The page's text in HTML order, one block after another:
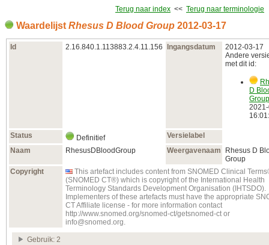
Terug naar index << Terug naar terminologie
Waardelijst Rhesus D Blood Group 2012‑03‑17
Id 2.16.840.1.113883.2.4.11.156 Ingangsdatum
2012‑03‑17
Andere
met dit id:
D
Group
Status Definitief
Versielabel
Naam
RhesusDBloodGroup Weergavenaam
Rhesus D
Group
Copyright
This artefact includes content from SNOMED Clinical
(SNOMED CT®) which is copyright of the International Health
Terminology Standards Development Organisation (IHTSDO).
Implementers of these artefacts must have the appropriate
CT Affiliate license - for more information contact
http://www.snomed.org/snomed-ct/getsnomed-ct or
info@snomed.org.
Gebruik: 2